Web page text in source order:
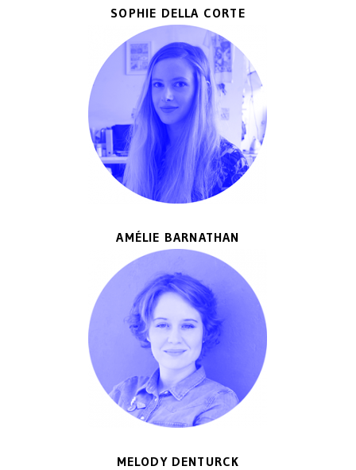
SOPHIE DELLA CORTE
AMÉLIE BARNATHAN
MELODY DENTURCK